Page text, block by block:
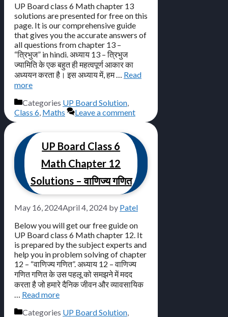
UP Board class 6 Math chapter 13
solutions are presented for free on this
page. It is our comprehensive guide
that gives you the accurate answers of
all questions from chapter 13 –
“त्रिभुज” in hindi. अध्याय 13 – त्रिभुज
ज्यामिति के एक बहुत ही महत्वपूर्ण आकार का
अध्ययन करता है। इस अध्याय में, हम … Read
more
Categories UP Board Solution
Class 6 Maths Leave a comment
UP Board Class 6
Math Chapter 12
Solutions – वाणिज्य गणित
May 16, 2024April 4, 2024 by Patel
Below you will get our free guide on
UP Board class 6 Math chapter 12. It
is prepared by the subject experts and
help you in problem solving of chapter
12 – “वाणिज्य गणित”. अध्याय 12 – वाणिज्य
गणित गणित के उस पहलू को समझने में मदद
करता है जो हमारे दैनिक जीवन और व्यावसायिक
… Read more
Categories UP Board Solution,